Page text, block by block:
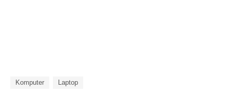
Komputer Laptop